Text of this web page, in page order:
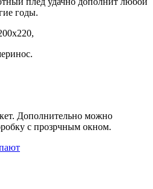
годы.
Дополнительно можно
с прозрчным окном.